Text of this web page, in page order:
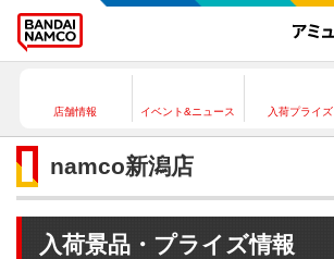
店舗情報 イベント&ニュース 入荷プライズ
namco新潟店
入荷景品・プライズ情報